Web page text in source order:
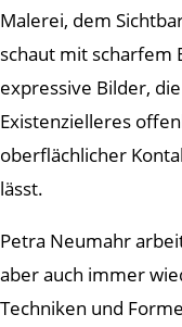
Malerei, dem
schaut mit scharfem
expressive Bilder,
Existenzielleres
oberflächlicher
lässt.
Petra Neumahr
aber auch immer
Techniken und